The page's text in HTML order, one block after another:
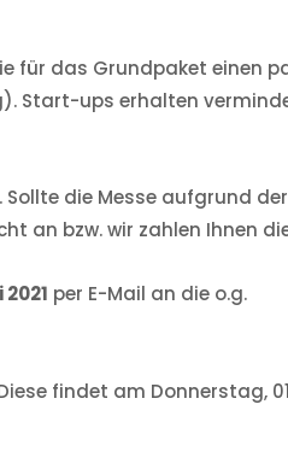
für das Grundpaket einen
Start-ups erhalten
die Messe aufgrund
an bzw. wir zahlen Ihnen
per E-Mail an die o.g.
findet am Donnerstag,